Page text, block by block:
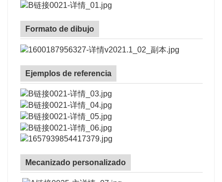
Formato de dibujo
Ejemplos de referencia
Mecanizado personalizado